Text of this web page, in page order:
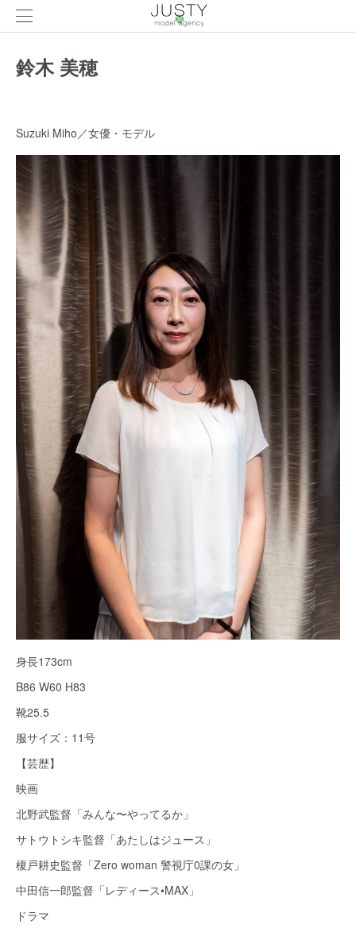
鈴木 美穂
Suzuki Miho／女優・モデル
身長173cm
B86 W60 H83
靴25.5
服サイズ：11号
【芸歴】
映画
北野武監督「みんな〜やってるか」
サトウトシキ監督「あたしはジュース」
榎戸耕史監督「Zero woman 警視庁0課の女」
中田信一郎監督「レディース•MAX」
ドラマ